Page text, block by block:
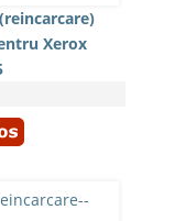
(reincarcare)
Xerox